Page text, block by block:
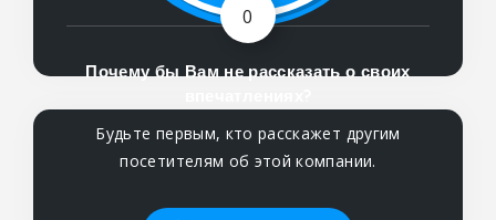
0
Почему бы Вам не рассказать о своих
Будьте первым, кто расскажет другим
посетителям об этой компании.